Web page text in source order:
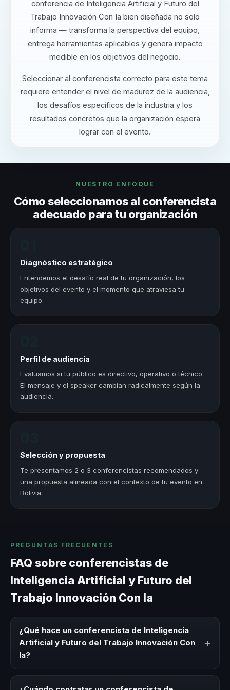
conferencia de Inteligencia Artificial y Futuro del
Trabajo Innovación Con Ia bien diseñada no solo
informa — transforma la perspectiva del equipo,
entrega herramientas aplicables y genera impacto
medible en los objetivos del negocio.
Seleccionar al conferencista correcto para este tema
requiere entender el nivel de madurez de la audiencia,
los desafíos específicos de la industria y los
resultados concretos que la organización espera
lograr con el evento.
NUESTRO ENFOQUE
Cómo seleccionamos al conferencista
adecuado para tu organización
Diagnóstico estratégico
Entendemos el desafío real de tu organización, los
objetivos del evento y el momento que atraviesa tu
equipo.
Perfil de audiencia
Evaluamos si tu público es directivo, operativo o técnico.
El mensaje y el speaker cambian radicalmente según la
audiencia.
Selección y propuesta
Te presentamos 2 o 3 conferencistas recomendados y
una propuesta alineada con el contexto de tu evento en
Bolivia.
PREGUNTAS FRECUENTES
FAQ sobre conferencistas de
Inteligencia Artificial y Futuro del
Trabajo Innovación Con Ia
¿Qué hace un conferencista de Inteligencia
Artificial y Futuro del Trabajo Innovación Con
Ia?
+
Trabajo Innovación Con Ia es un experto que comparte